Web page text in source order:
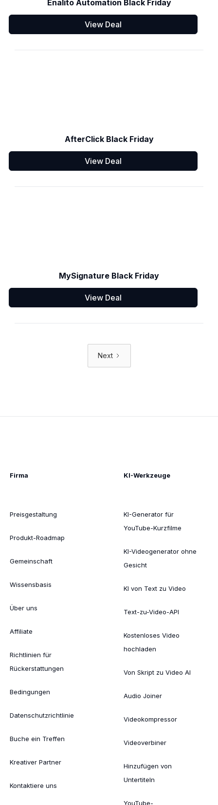
Enalito Automation Black Friday
View Deal
AfterClick Black Friday
View Deal
MySignature Black Friday
View Deal
Next
Firma
Preisgestaltung
Produkt-Roadmap
Gemeinschaft
Wissensbasis
Über uns
Affiliate
Richtlinien für
Rückerstattungen
Bedingungen
Datenschutzrichtlinie
Buche ein Treffen
Kreativer Partner
Kontaktiere uns
KI-Werkzeuge
KI-Generator für
YouTube-Kurzfilme
KI-Videogenerator ohne
Gesicht
KI von Text zu Video
Text-zu-Video-API
Kostenloses Video
hochladen
Von Skript zu Video AI
Audio Joiner
Videokompressor
Videoverbiner
Hinzufügen von
Untertiteln
YouTube-